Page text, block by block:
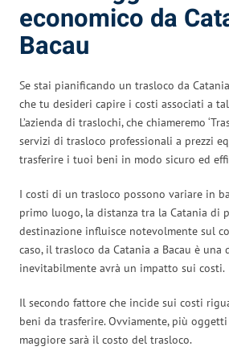
economico da
Bacau
Se stai pianificando un trasloco da
che tu desideri capire i costi associati a
L’azienda di traslochi, che chiameremo
servizi di trasloco professionali a prezzi
trasferire i tuoi beni in modo sicuro ed
I costi di un trasloco possono variare in
primo luogo, la distanza tra la Catania di
destinazione influisce notevolmente sul
caso, il trasloco da Catania a Bacau è
inevitabilmente avrà un impatto sui costi.
Il secondo fattore che incide sui costi
beni da trasferire. Ovviamente, più
maggiore sarà il costo del trasloco.